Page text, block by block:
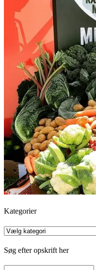
Kategorier
Kategorier
Søg efter opskrift her